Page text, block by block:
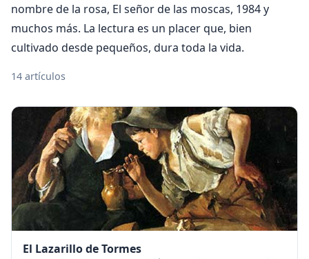
nombre de la rosa, El señor de las moscas, 1984 y
muchos más. La lectura es un placer que, bien
cultivado desde pequeños, dura toda la vida.
14 artículos
El Lazarillo de Tormes